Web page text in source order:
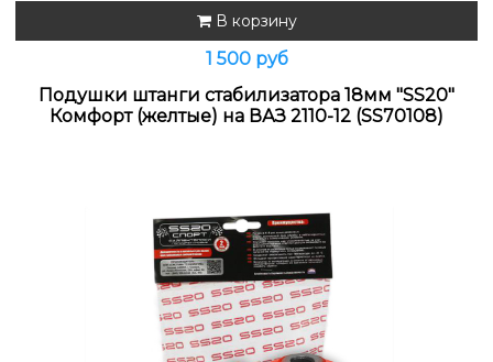
В корзину
1 500 руб
Подушки штанги стабилизатора 18мм "SS20"
Комфорт (желтые) на ВАЗ 2110-12 (SS70108)